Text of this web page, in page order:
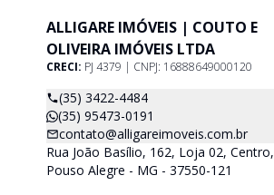
ALLIGARE IMÓVEIS | COUTO E
OLIVEIRA IMÓVEIS LTDA
CRECI: PJ 4379 | CNPJ: 16888649000120
(35) 3422-4484
(35) 95473-0191
contato@alligareimoveis.com.br
Rua João Basílio, 162, Loja 02, Centro,
Pouso Alegre - MG - 37550-121